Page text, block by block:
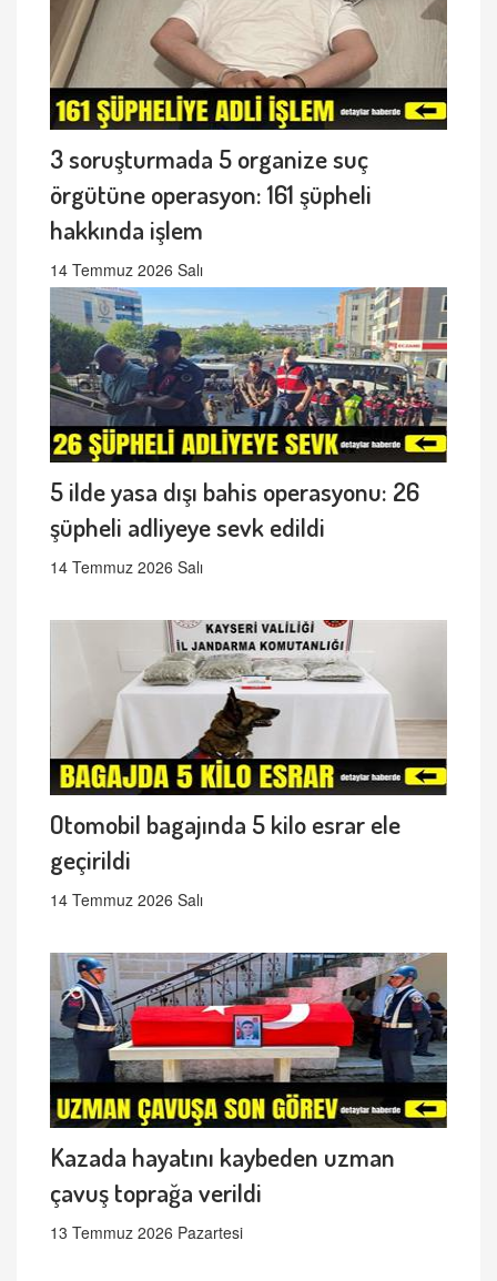
3 soruşturmada 5 organize suç
örgütüne operasyon: 161 şüpheli
hakkında işlem
14 Temmuz 2026 Salı
5 ilde yasa dışı bahis operasyonu: 26
şüpheli adliyeye sevk edildi
14 Temmuz 2026 Salı
Otomobil bagajında 5 kilo esrar ele
geçirildi
14 Temmuz 2026 Salı
Kazada hayatını kaybeden uzman
çavuş toprağa verildi
13 Temmuz 2026 Pazartesi